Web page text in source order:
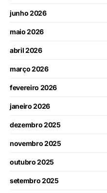
junho 2026
maio 2026
abril 2026
março 2026
fevereiro 2026
janeiro 2026
dezembro 2025
novembro 2025
outubro 2025
setembro 2025